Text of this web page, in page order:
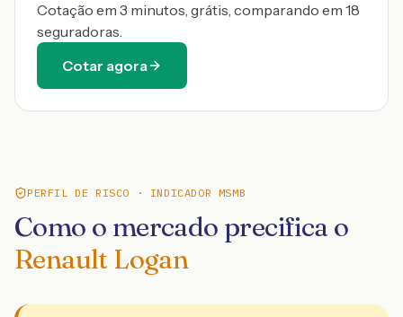
Cotação em 3 minutos, grátis, comparando em 18
seguradoras.
Cotar agora
PERFIL DE RISCO · INDICADOR MSMB
Como o mercado precifica o
Renault Logan